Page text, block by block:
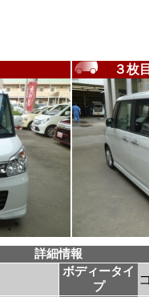
３枚目
詳細情報
ボディータイ
プ